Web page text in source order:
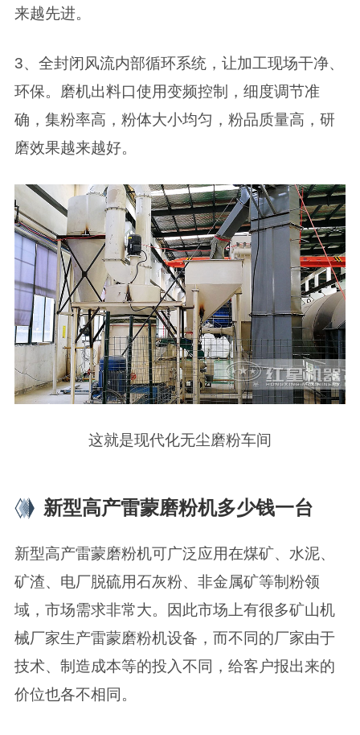
来越先进。
3、全封闭风流内部循环系统，让加工现场干净、
环保。磨机出料口使用变频控制，细度调节准
确，集粉率高，粉体大小均匀，粉品质量高，研
磨效果越来越好。
这就是现代化无尘磨粉车间
新型高产雷蒙磨粉机多少钱一台
新型高产雷蒙磨粉机可广泛应用在煤矿、水泥、
矿渣、电厂脱硫用石灰粉、非金属矿等制粉领
域，市场需求非常大。因此市场上有很多矿山机
械厂家生产雷蒙磨粉机设备，而不同的厂家由于
技术、制造成本等的投入不同，给客户报出来的
价位也各不相同。